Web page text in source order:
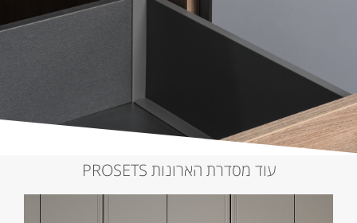
עוד מסדרת הארונות PROSETS